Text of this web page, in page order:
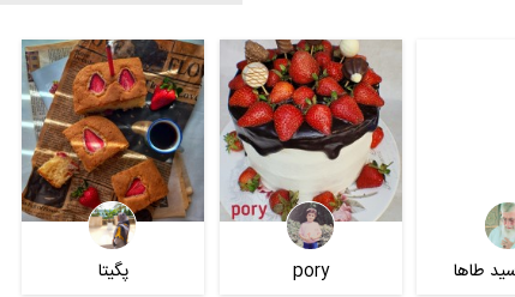
طاها pory پگیتا